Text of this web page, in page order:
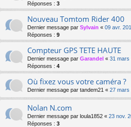
Réponses : 3
Nouveau Tomtom Rider 400
Dernier message par Sylvain « 09 avr.
Réponses : 9
Compteur GPS TETE HAUTE
Dernier message par Garandel « 31 mars
Réponses : 4
Où fixez vous votre caméra ?
Dernier message par tandem21 « 27 mars
Nolan N.com
Dernier message par loula1852 « 23 nov.
Réponses : 3